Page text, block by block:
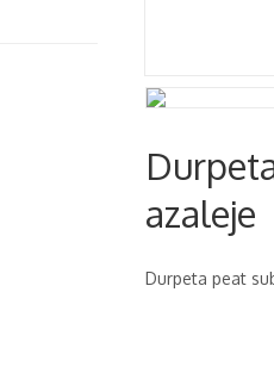
azaleje
Durpeta peat